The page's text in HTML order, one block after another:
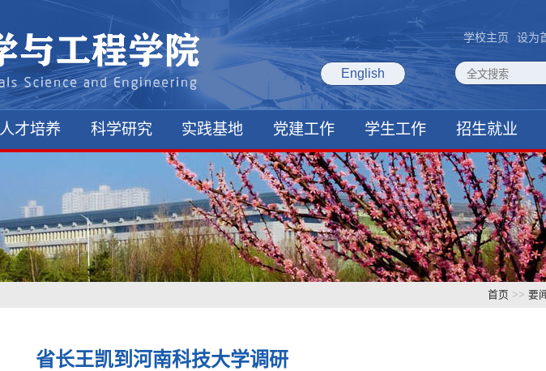
学校主页 设为
English
人才培养 科学研究 实践基地 党建工作 学生工作 招生就业
首页 >> 要
省长王凯到河南科技大学调研